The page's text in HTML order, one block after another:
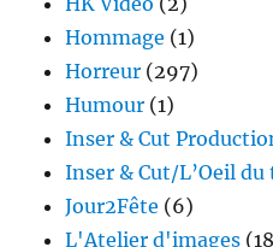
Hommage (1)
Horreur (297)
Humour (1)
Inser & Cut
Inser & Cut/L’Oeil du
Jour2Fête (6)
L'Atelier d'images